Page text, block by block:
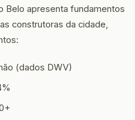
Belo apresenta fundamentos
construtoras da cidade,
(dados DWV)